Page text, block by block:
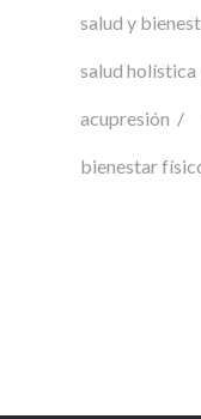
salud y
salud holística
acupresión
bienestar